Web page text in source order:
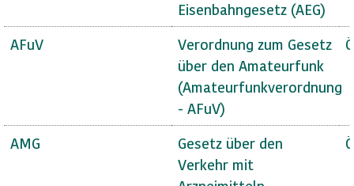
Eisenbahngesetz (AEG)
AFuV
Verordnung zum Gesetz
über den Amateurfunk
(Amateurfunkverordnung
- AFuV)
AMG
Gesetz über den
Verkehr mit